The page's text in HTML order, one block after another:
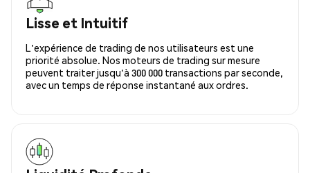
Lisse et Intuitif
L'expérience de trading de nos utilisateurs est une
priorité absolue. Nos moteurs de trading sur mesure
peuvent traiter jusqu'à 300 000 transactions par seconde,
avec un temps de réponse instantané aux ordres.